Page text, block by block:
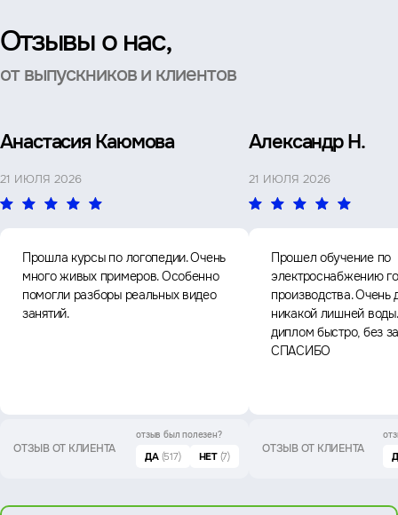
Отзывы о нас,
от выпускников и клиентов
Анастасия Каюмова
21 ИЮЛЯ 2026
Прошла курсы по логопедии. Очень
много живых примеров. Особенно
помогли разборы реальных видео
занятий.
ОТЗЫВ ОТ КЛИЕНТА
отзыв был полезен?
ДА (517) НЕТ (7)
Александр Н.
21 ИЮЛЯ 2026
Прошел обучение по
электроснабжению
производства. Очень
никакой лишней
диплом быстро, без
СПАСИБО
ОТЗЫВ ОТ КЛИЕНТА